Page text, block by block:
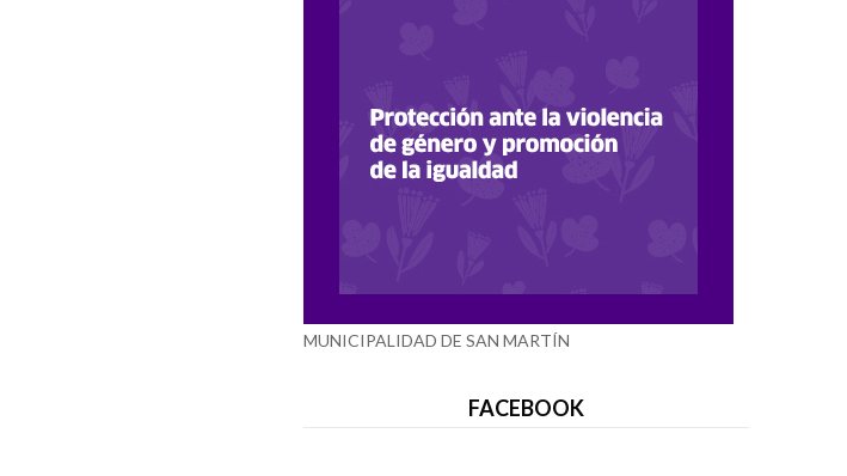
MUNICIPALIDAD DE SAN MARTÍN
FACEBOOK